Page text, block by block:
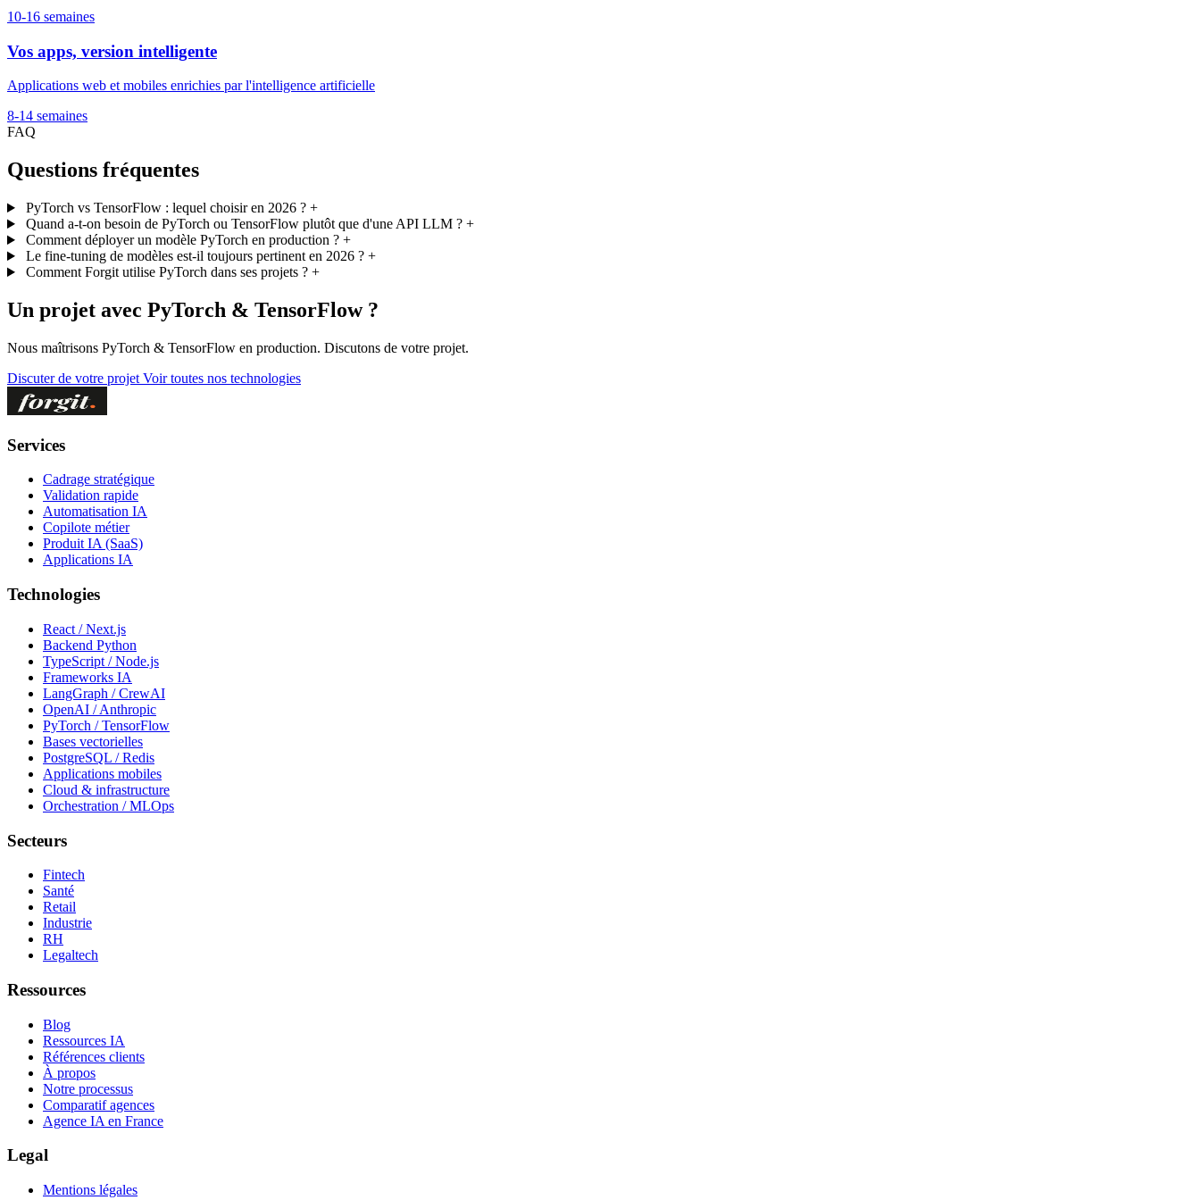
10-16 semaines
Vos apps, version intelligente
Applications web et mobiles enrichies par l'intelligence artificielle
8-14 semaines
FAQ
Questions fréquentes
PyTorch vs TensorFlow : lequel choisir en 2026 ? +
Quand a-t-on besoin de PyTorch ou TensorFlow plutôt que d'une API LLM ? +
Comment déployer un modèle PyTorch en production ? +
Le fine-tuning de modèles est-il toujours pertinent en 2026 ? +
Comment Forgit utilise PyTorch dans ses projets ? +
Un projet avec PyTorch & TensorFlow ?
Nous maîtrisons PyTorch & TensorFlow en production. Discutons de votre projet.
Discuter de votre projet Voir toutes nos technologies
Services
Cadrage stratégique
Validation rapide
Automatisation IA
Copilote métier
Produit IA (SaaS)
Applications IA
Technologies
React / Next.js
Backend Python
TypeScript / Node.js
Frameworks IA
LangGraph / CrewAI
OpenAI / Anthropic
PyTorch / TensorFlow
Bases vectorielles
PostgreSQL / Redis
Applications mobiles
Cloud & infrastructure
Orchestration / MLOps
Secteurs
Fintech
Santé
Retail
Industrie
RH
Legaltech
Ressources
Blog
Ressources IA
Références clients
À propos
Notre processus
Comparatif agences
Agence IA en France
Legal
Mentions légales